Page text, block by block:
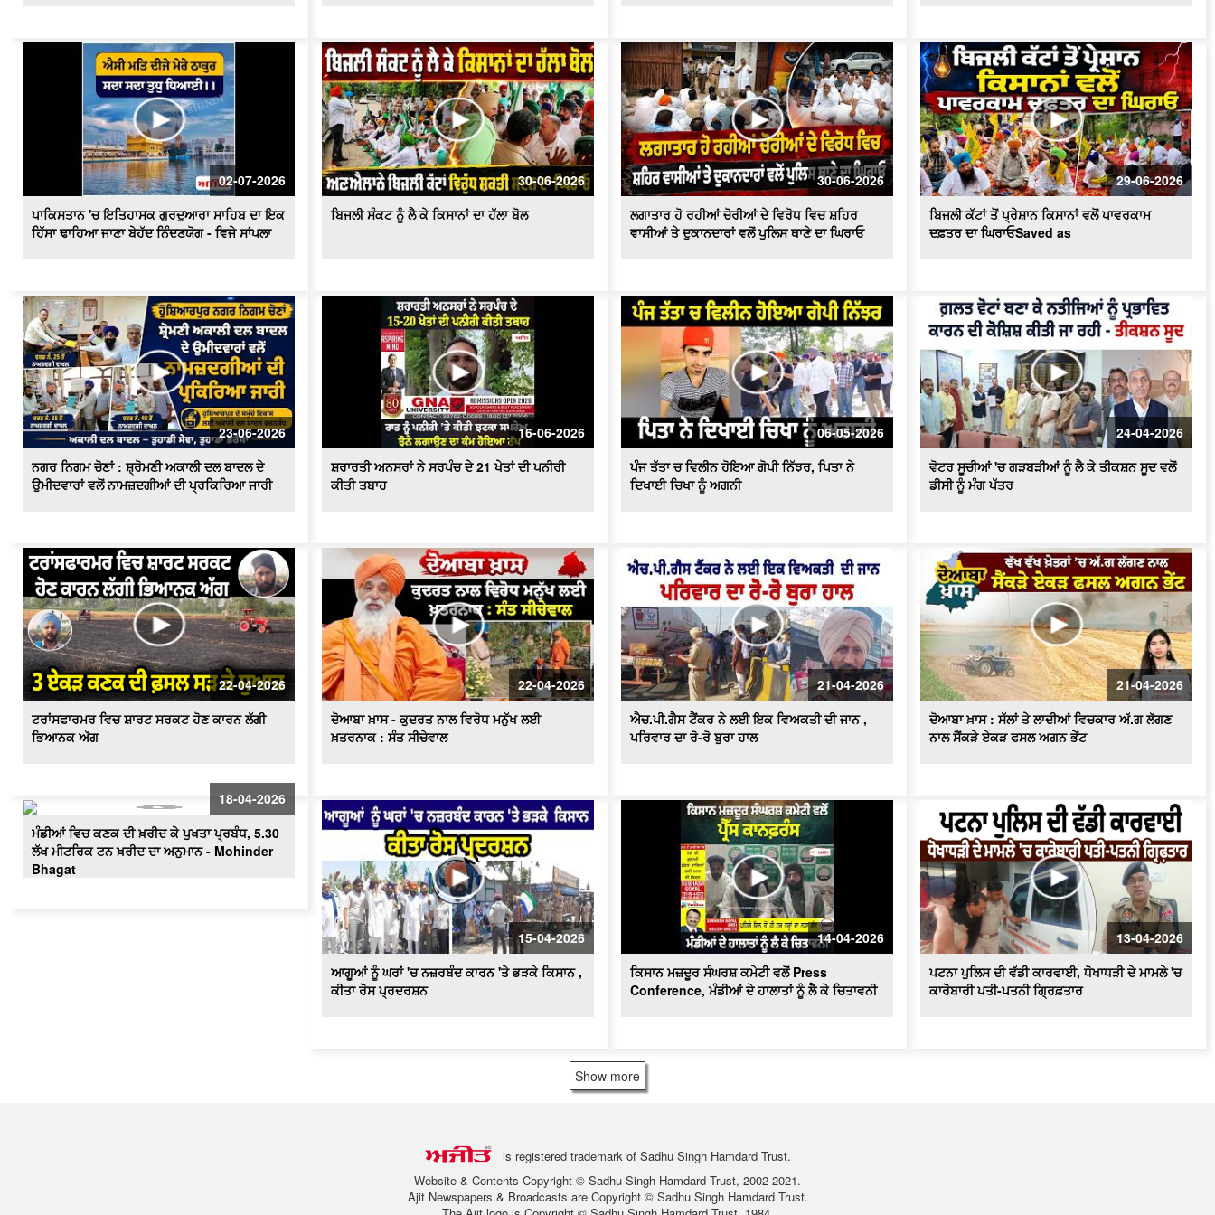
ਟਰਾਂਸਫਾਰਮਰ ਵਿਚ ਸ਼ਾਰਟ ਸਰਕਟ ਹੋਣ ਕਾਰਨ
ਲੱਗੀ ਭਿਆਨਕ ਅੱਗ
ਦੋਆਬਾ ਖ਼ਾਸ - ਕੁਦਰਤ ਨਾਲ ਵਿਰੋਧ ਮਨੁੱਖ ਲਈ
ਖ਼ਤਰਨਾਕ : ਸੰਤ ਸੀਚੇਵਾਲ
ਐਚ.ਪੀ.ਗੈਸ ਟੈਂਕਰ ਨੇ ਲਈ ਇਕ ਵਿਅਕਤੀ ਦੀ
ਜਾਨ , ਪਰਿਵਾਰ ਦਾ ਰੋ-ਰੋ ਬੁਰਾ ਹਾਲ
ਦੋਆਬਾ ਖ਼ਾਸ : ਸੱਲਾਂ ਤੇ ਲਾਦੀਆਂ ਵਿਚਕਾਰ
ਅੱ.ਗ ਲੱਗਣ ਨਾਲ ਸੈਂਕੜੇ ਏਕੜ ਫਸਲ ਅਗਨ
ਭੇਂਟ
ਆਗੂਆਂ ਨੂੰ ਘਰਾਂ 'ਚ ਨਜ਼ਰਬੰਦ ਕਾਰਨ 'ਤੇ ਭੜਕੇ
ਕਿਸਾਨ , ਕੀਤਾ ਰੋਸ ਪ੍ਰਦਰਸ਼ਨ
ਕਿਸਾਨ ਮਜ਼ਦੂਰ ਸੰਘਰਸ਼ ਕਮੇਟੀ ਵਲੋਂ Press
Conference, ਮੰਡੀਆਂ ਦੇ ਹਾਲਾਤਾਂ ਨੂੰ ਲੈ ਕੇ
ਚਿਤਾਵਨੀ
ਪਟਨਾ ਪੁਲਿਸ ਦੀ ਵੱਡੀ ਕਾਰਵਾਈ, ਧੋਖਾਧੜੀ ਦੇ
ਮਾਮਲੇ 'ਚ ਕਾਰੋਬਾਰੀ ਪਤੀ-ਪਤਨੀ ਗ੍ਰਿਫ਼ਤਾਰ
02-07-2026
ਪਾਕਿਸਤਾਨ 'ਚ ਇਤਿਹਾਸਕ ਗੁਰਦੁਆਰਾ ਸਾਹਿਬ ਦਾ ਇਕ
ਹਿੱਸਾ ਢਾਹਿਆ ਜਾਣਾ ਬੇਹੱਦ ਨਿੰਦਣਯੋਗ - ਵਿਜੇ ਸਾਂਪਲਾ
30-06-2026
ਬਿਜਲੀ ਸੰਕਟ ਨੂੰ ਲੈ ਕੇ ਕਿਸਾਨਾਂ ਦਾ ਹੱਲਾ ਬੋਲ
30-06-2026
ਲਗਾਤਾਰ ਹੋ ਰਹੀਆਂ ਚੋਰੀਆਂ ਦੇ ਵਿਰੋਧ ਵਿਚ ਸ਼ਹਿਰ
ਵਾਸੀਆਂ ਤੇ ਦੁਕਾਨਦਾਰਾਂ ਵਲੋਂ ਪੁਲਿਸ ਥਾਣੇ ਦਾ ਘਿਰਾਓ
29-06-2026
ਬਿਜਲੀ ਕੱਟਾਂ ਤੋਂ ਪ੍ਰੇਸ਼ਾਨ ਕਿਸਾਨਾਂ ਵਲੋਂ ਪਾਵਰਕਾਮ
ਦਫ਼ਤਰ ਦਾ ਘਿਰਾਓSaved as
23-06-2026
ਨਗਰ ਨਿਗਮ ਚੋਣਾਂ : ਸ਼੍ਰੋਮਣੀ ਅਕਾਲੀ ਦਲ ਬਾਦਲ ਦੇ
ਉਮੀਦਵਾਰਾਂ ਵਲੋਂ ਨਾਮਜ਼ਦਗੀਆਂ ਦੀ ਪ੍ਰਕਿਰਿਆ ਜਾਰੀ
16-06-2026
ਸ਼ਰਾਰਤੀ ਅਨਸਰਾਂ ਨੇ ਸਰਪੰਚ ਦੇ 21 ਖੇਤਾਂ ਦੀ ਪਨੀਰੀ
ਕੀਤੀ ਤਬਾਹ
06-05-2026
ਪੰਜ ਤੱਤਾ ਚ ਵਿਲੀਨ ਹੋਇਆ ਗੋਪੀ ਨਿੱਝਰ, ਪਿਤਾ ਨੇ
ਦਿਖਾਈ ਚਿਖਾ ਨੂੰ ਅਗਨੀ
24-04-2026
ਵੋਟਰ ਸੂਚੀਆਂ 'ਚ ਗੜਬੜੀਆਂ ਨੂੰ ਲੈ ਕੇ ਤੀਕਸ਼ਨ ਸੂਦ ਵਲੋਂ
ਡੀਸੀ ਨੂੰ ਮੰਗ ਪੱਤਰ
22-04-2026
ਟਰਾਂਸਫਾਰਮਰ ਵਿਚ ਸ਼ਾਰਟ ਸਰਕਟ ਹੋਣ ਕਾਰਨ ਲੱਗੀ
ਭਿਆਨਕ ਅੱਗ
22-04-2026
ਦੋਆਬਾ ਖ਼ਾਸ - ਕੁਦਰਤ ਨਾਲ ਵਿਰੋਧ ਮਨੁੱਖ ਲਈ
ਖ਼ਤਰਨਾਕ : ਸੰਤ ਸੀਚੇਵਾਲ
21-04-2026
ਐਚ.ਪੀ.ਗੈਸ ਟੈਂਕਰ ਨੇ ਲਈ ਇਕ ਵਿਅਕਤੀ ਦੀ ਜਾਨ ,
ਪਰਿਵਾਰ ਦਾ ਰੋ-ਰੋ ਬੁਰਾ ਹਾਲ
21-04-2026
ਦੋਆਬਾ ਖ਼ਾਸ : ਸੱਲਾਂ ਤੇ ਲਾਦੀਆਂ ਵਿਚਕਾਰ ਅੱ.ਗ ਲੱਗਣ
ਨਾਲ ਸੈਂਕੜੇ ਏਕੜ ਫਸਲ ਅਗਨ ਭੇਂਟ
18-04-2026
ਮੰਡੀਆਂ ਵਿਚ ਕਣਕ ਦੀ ਖ਼ਰੀਦ ਕੇ ਪੁਖਤਾ ਪ੍ਰਬੰਧ, 5.30
ਲੱਖ ਮੀਟਰਿਕ ਟਨ ਖ਼ਰੀਦ ਦਾ ਅਨੁਮਾਨ - Mohinder
Bhagat
15-04-2026
ਆਗੂਆਂ ਨੂੰ ਘਰਾਂ 'ਚ ਨਜ਼ਰਬੰਦ ਕਾਰਨ 'ਤੇ ਭੜਕੇ ਕਿਸਾਨ ,
ਕੀਤਾ ਰੋਸ ਪ੍ਰਦਰਸ਼ਨ
14-04-2026
ਕਿਸਾਨ ਮਜ਼ਦੂਰ ਸੰਘਰਸ਼ ਕਮੇਟੀ ਵਲੋਂ Press
Conference, ਮੰਡੀਆਂ ਦੇ ਹਾਲਾਤਾਂ ਨੂੰ ਲੈ ਕੇ ਚਿਤਾਵਨੀ
13-04-2026
ਪਟਨਾ ਪੁਲਿਸ ਦੀ ਵੱਡੀ ਕਾਰਵਾਈ, ਧੋਖਾਧੜੀ ਦੇ ਮਾਮਲੇ 'ਚ
ਕਾਰੋਬਾਰੀ ਪਤੀ-ਪਤਨੀ ਗ੍ਰਿਫ਼ਤਾਰ
Show more
is registered trademark of Sadhu Singh Hamdard Trust.
Website & Contents Copyright © Sadhu Singh Hamdard Trust, 2002-2021.
Ajit Newspapers & Broadcasts are Copyright © Sadhu Singh Hamdard Trust.